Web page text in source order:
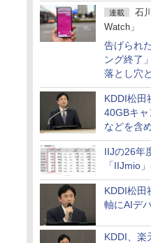
連載
石
Watch」
告げられ
ング終了
落とし穴
題
KDDI松田
40GBキ
などを含
る」
IIJの26年
「IIJmio
KDDI松田
軸にAIデ
KDDI、楽